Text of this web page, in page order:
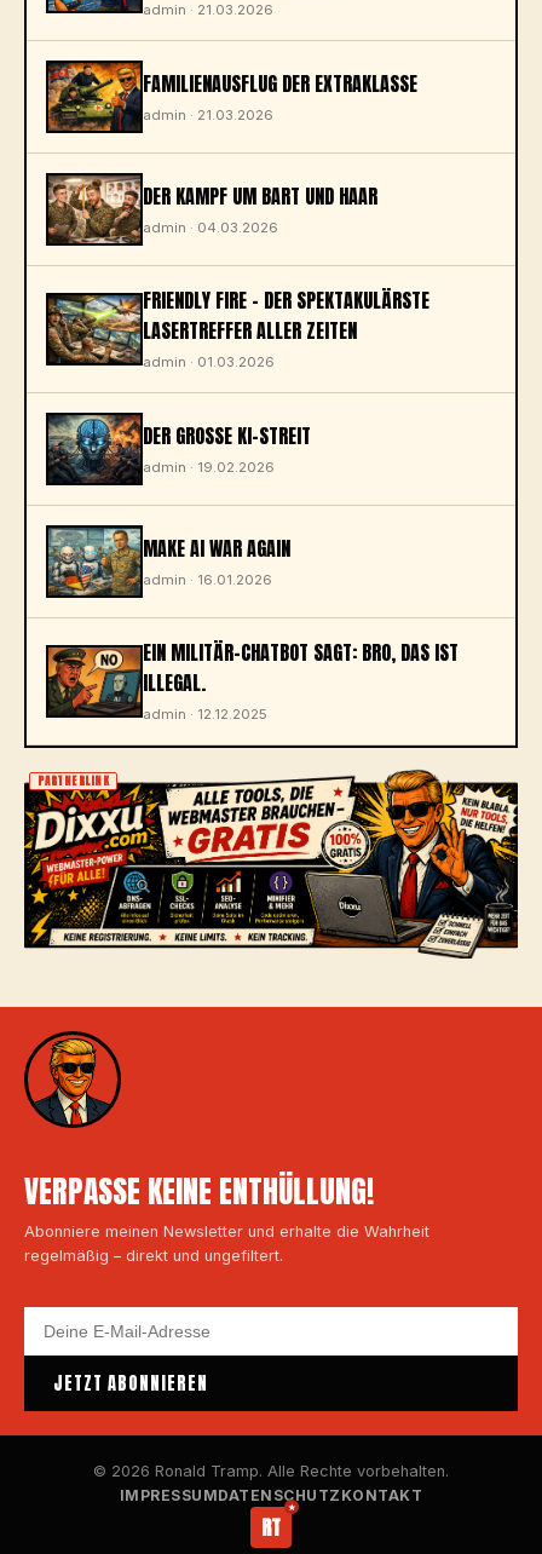
admin · 21.03.2026
FAMILIENAUSFLUG DER EXTRAKLASSE
admin · 21.03.2026
DER KAMPF UM BART UND HAAR
admin · 04.03.2026
FRIENDLY FIRE - DER SPEKTAKULÄRSTE
LASERTREFFER ALLER ZEITEN
admin · 01.03.2026
DER GROSSE KI-STREIT
admin · 19.02.2026
MAKE AI WAR AGAIN
admin · 16.01.2026
EIN MILITÄR-CHATBOT SAGT: BRO, DAS IST
ILLEGAL.
admin · 12.12.2025
PARTNERLINK
VERPASSE KEINE ENTHÜLLUNG!
Abonniere meinen Newsletter und erhalte die Wahrheit
regelmäßig – direkt und ungefiltert.
JETZT ABONNIEREN
© 2026 Ronald Tramp. Alle Rechte vorbehalten.
IMPRESSUMDATENSCHUTZ KONTAKT
RT